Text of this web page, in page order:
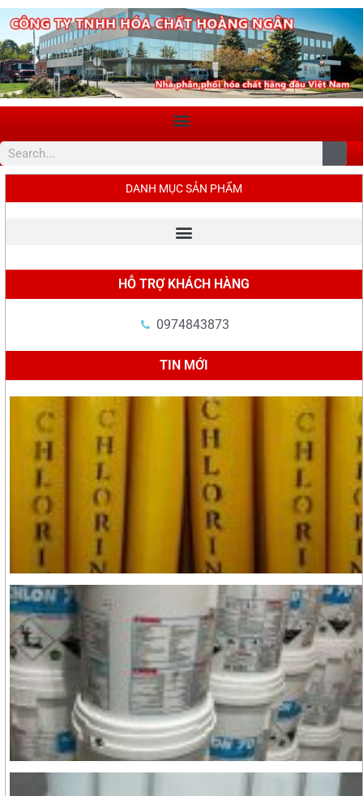
DANH MỤC SẢN PHẨM
HỖ TRỢ KHÁCH HÀNG
0974843873
TIN MỚI